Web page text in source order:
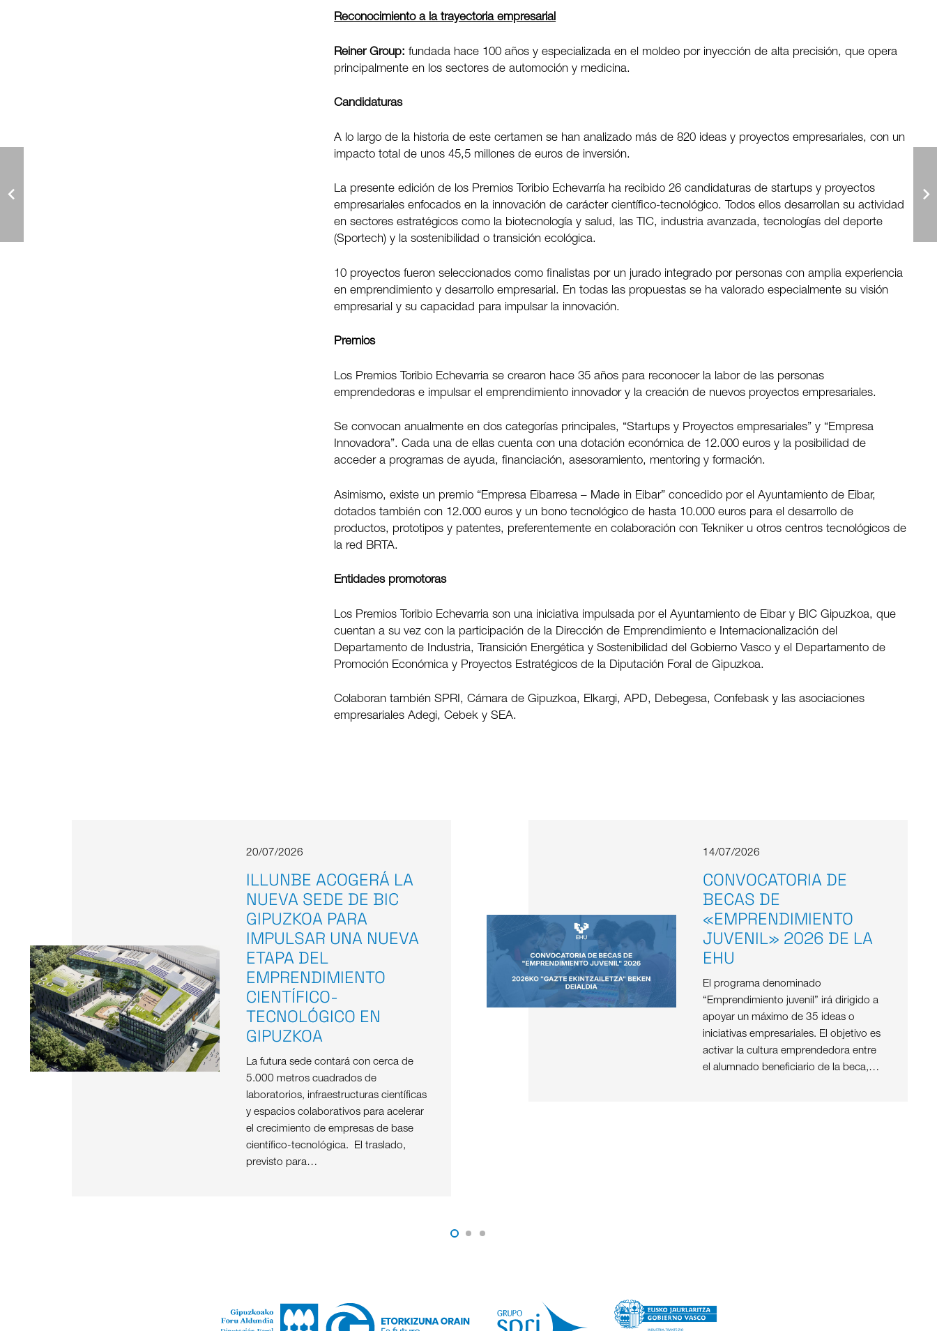
Reconocimiento a la trayectoria empresarial
Reiner Group: fundada hace 100 años y especializada en el moldeo por inyección de alta precisión, que opera
principalmente en los sectores de automoción y medicina.
Candidaturas
A lo largo de la historia de este certamen se han analizado más de 820 ideas y proyectos empresariales, con un
impacto total de unos 45,5 millones de euros de inversión.
La presente edición de los Premios Toribio Echevarría ha recibido 26 candidaturas de startups y proyectos
empresariales enfocados en la innovación de carácter científico-tecnológico. Todos ellos desarrollan su actividad
en sectores estratégicos como la biotecnología y salud, las TIC, industria avanzada, tecnologías del deporte
(Sportech) y la sostenibilidad o transición ecológica.
10 proyectos fueron seleccionados como finalistas por un jurado integrado por personas con amplia experiencia
en emprendimiento y desarrollo empresarial. En todas las propuestas se ha valorado especialmente su visión
empresarial y su capacidad para impulsar la innovación.
Premios
Los Premios Toribio Echevarria se crearon hace 35 años para reconocer la labor de las personas
emprendedoras e impulsar el emprendimiento innovador y la creación de nuevos proyectos empresariales.
Se convocan anualmente en dos categorías principales, “Startups y Proyectos empresariales” y “Empresa
Innovadora”. Cada una de ellas cuenta con una dotación económica de 12.000 euros y la posibilidad de
acceder a programas de ayuda, financiación, asesoramiento, mentoring y formación.
Asimismo, existe un premio “Empresa Eibarresa – Made in Eibar” concedido por el Ayuntamiento de Eibar,
dotados también con 12.000 euros y un bono tecnológico de hasta 10.000 euros para el desarrollo de
productos, prototipos y patentes, preferentemente en colaboración con Tekniker u otros centros tecnológicos de
la red BRTA.
Entidades promotoras
Los Premios Toribio Echevarria son una iniciativa impulsada por el Ayuntamiento de Eibar y BIC Gipuzkoa, que
cuentan a su vez con la participación de la Dirección de Emprendimiento e Internacionalización del
Departamento de Industria, Transición Energética y Sostenibilidad del Gobierno Vasco y el Departamento de
Promoción Económica y Proyectos Estratégicos de la Diputación Foral de Gipuzkoa.
Colaboran también SPRI, Cámara de Gipuzkoa, Elkargi, APD, Debegesa, Confebask y las asociaciones
empresariales Adegi, Cebek y SEA.
20/07/2026
ILLUNBE ACOGERÁ LA
NUEVA SEDE DE BIC
GIPUZKOA PARA
IMPULSAR UNA NUEVA
ETAPA DEL
EMPRENDIMIENTO
CIENTÍFICO-
TECNOLÓGICO EN
GIPUZKOA
La futura sede contará con cerca de
5.000 metros cuadrados de
laboratorios, infraestructuras científicas
y espacios colaborativos para acelerar
el crecimiento de empresas de base
científico-tecnológica. El traslado,
previsto para…
14/07/2026
CONVOCATORIA DE
BECAS DE
«EMPRENDIMIENTO
JUVENIL» 2026 DE LA
EHU
El programa denominado
“Emprendimiento juvenil” irá dirigido a
apoyar un máximo de 35 ideas o
iniciativas empresariales. El objetivo es
activar la cultura emprendedora entre
el alumnado beneficiario de la beca,…